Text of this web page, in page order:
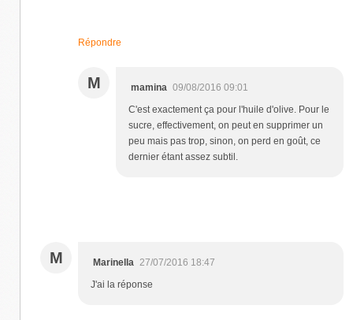
Répondre
M mamina 09/08/2016 09:01
C'est exactement ça pour l'huile d'olive. Pour le
sucre, effectivement, on peut en supprimer un
peu mais pas trop, sinon, on perd en goût, ce
dernier étant assez subtil.
M Marinella
27/07/2016 18:47
J'ai la réponse